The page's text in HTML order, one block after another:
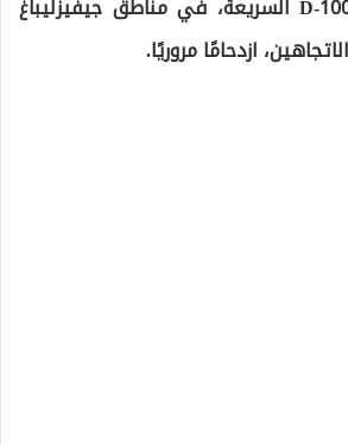
كما شهدت طريق D-100 السريعة، في مناطق جيفيزليباغ
ازدحامًا مروريًا.